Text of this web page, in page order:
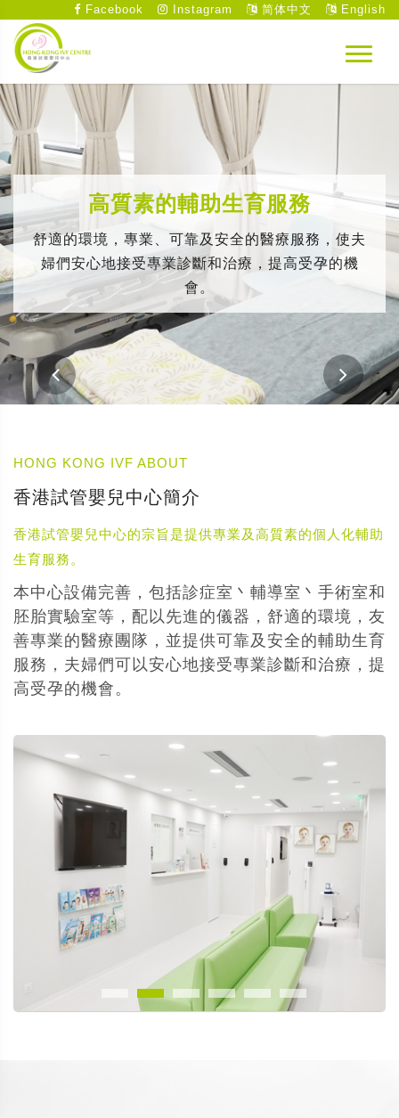
Facebook Instagram 简体中文 English
高質素的輔助生育服務
舒適的環境，專業、可靠及安全的醫療服務，使夫
婦們安心地接受專業診斷和治療，提高受孕的機
會。
HONG KONG IVF ABOUT
香港試管嬰兒中心簡介
香港試管嬰兒中心的宗旨是提供專業及高質素的個人化輔助
生育服務。
本中心設備完善，包括診症室丶輔導室丶手術室和
胚胎實驗室等，配以先進的儀器，舒適的環境，友
善專業的醫療團隊，並提供可靠及安全的輔助生育
服務，夫婦們可以安心地接受專業診斷和治療，提
高受孕的機會。